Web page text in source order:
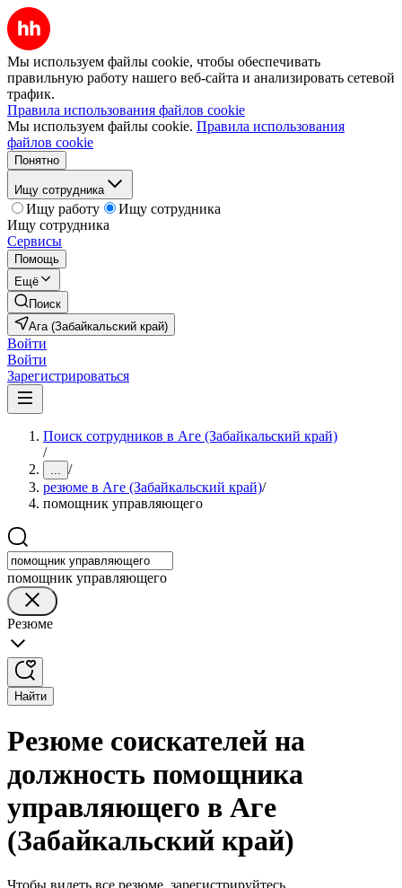
Мы используем файлы cookie, чтобы обеспечивать
правильную работу нашего веб-сайта и анализировать сетевой
трафик.
Правила использования файлов cookie
Мы используем файлы cookie. Правила использования
файлов cookie
Понятно
Ищу сотрудника
Ищу работу
Ищу сотрудника
Ищу сотрудника
Сервисы
Помощь
Ещё
Поиск
Ага (Забайкальский край)
Войти
Войти
Зарегистрироваться
Поиск сотрудников в Аге (Забайкальский край)
/
... /
резюме в Аге (Забайкальский край)/
помощник управляющего
помощник управляющего
Резюме
Найти
Резюме соискателей на
должность помощника
управляющего в Аге
(Забайкальский край)
Чтобы видеть все резюме, зарегистрируйтесь